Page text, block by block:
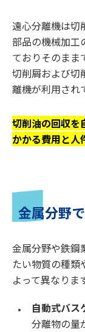
遠心分離機は切
部品の機械加工
ておりそのまま
切削屑および切
離機が利用され
切削油の回収を
かかる費用と人
金属分野
金属分野や鉄鋼
たい物質の種類
よって異なりま
自動式バス
分離物の量